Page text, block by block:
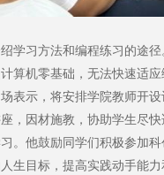
学习方法和编程练习的途径
算机零基础，无法快速适应
表示，将安排学院教师开设
，因材施教，协助学生尽快
。他鼓励同学们积极参加
生目标，提高实践动手能